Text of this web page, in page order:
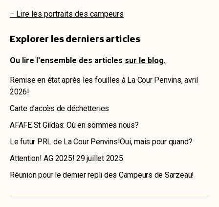
− Lire les portraits des campeurs
Explorer les derniers articles
Ou lire l'ensemble des articles sur le blog.
Remise en état après les fouilles à La Cour Penvins, avril
2026!
Carte d’accès de déchetteries
AFAFE St Gildas: Où en sommes nous?
Le futur PRL de La Cour Penvins!Oui, mais pour quand?
Attention! AG 2025! 29 juillet 2025
Réunion pour le dernier repli des Campeurs de Sarzeau!